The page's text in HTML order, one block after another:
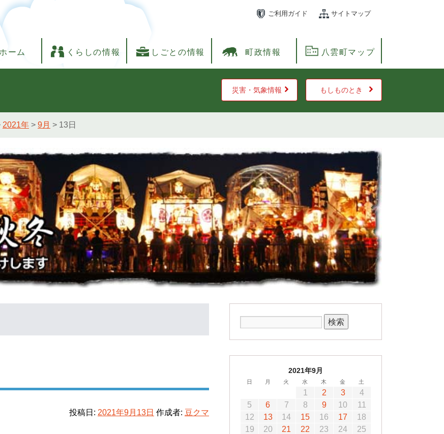
ご利用ガイド サイトマップ
ホーム くらしの情報 しごとの情報 町政情報 八雲町マップ
災害・気象情報 もしものとき
2021年 > 9月 > 13日
投稿日: 2021年9月13日 作成者: 豆クマ
2021年9月
日 月 火 水 木 金 土
1 2 3
4
5
6 7 8 9 10
11
12
13 14 15 16 17
18
19
20 21 22 23 24
25